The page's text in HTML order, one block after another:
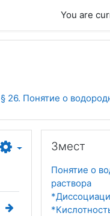
You are
§ 26. Понятие о
Змест
Понятие о
раствора